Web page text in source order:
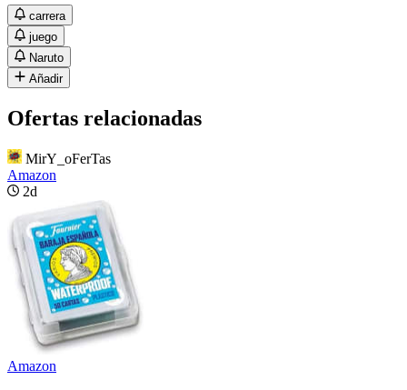
carrera
juego
Naruto
Añadir
Ofertas relacionadas
MirY_oFerTas
Amazon
2d
Amazon